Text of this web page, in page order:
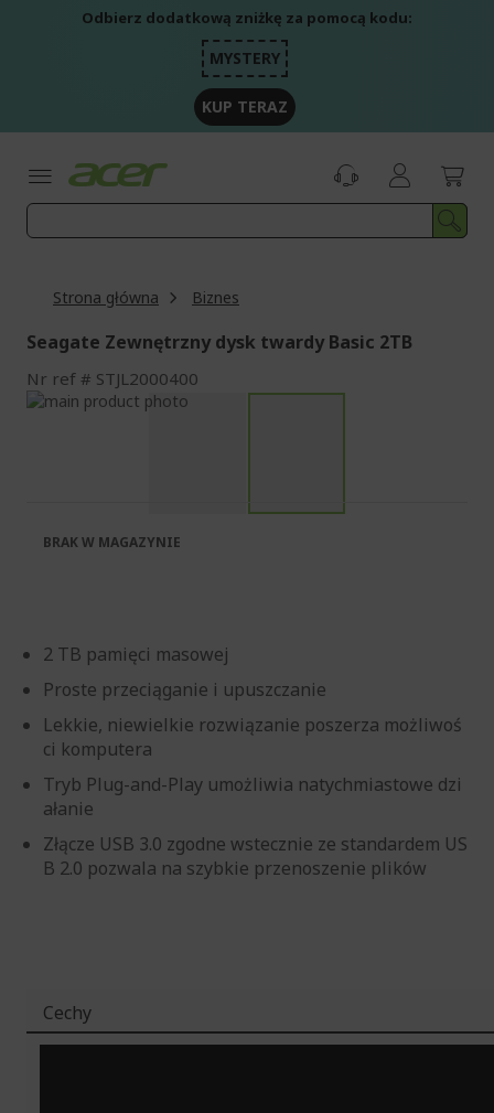
Odbierz dodatkową zniżkę za pomocą kodu:
MYSTERY
KUP TERAZ
Strona główna Biznes
Seagate Zewnętrzny dysk twardy Basic 2TB
Nr ref STJL2000400
Przejdź
2 TB pamięci masowej
Proste przeciąganie i upuszczanie
Lekkie, niewielkie rozwiązanie poszerza możliwoś
ci komputera
Tryb Plug-and-Play umożliwia natychmiastowe dzi
ałanie
Złącze USB 3.0 zgodne wstecznie ze standardem US
B 2.0 pozwala na szybkie przenoszenie plików
BRAK W MAGAZYNIE
Cechy